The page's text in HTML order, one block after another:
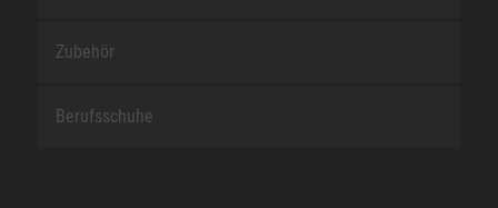
Zubehör
Berufsschuhe